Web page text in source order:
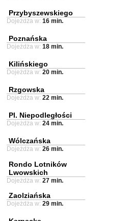
Przybyszewskiego
Dojeżdża w: 16 min.
Poznańska
Dojeżdża w: 18 min.
Kilińskiego
Dojeżdża w: 20 min.
Rzgowska
Dojeżdża w: 22 min.
Pl. Niepodległości
Dojeżdża w: 24 min.
Wólczańska
Dojeżdża w: 26 min.
Rondo Lotników
Lwowskich
Dojeżdża w: 27 min.
Zaolziańska
Dojeżdża w: 29 min.